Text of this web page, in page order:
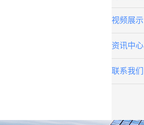
视频展示
资讯中心
联系我们